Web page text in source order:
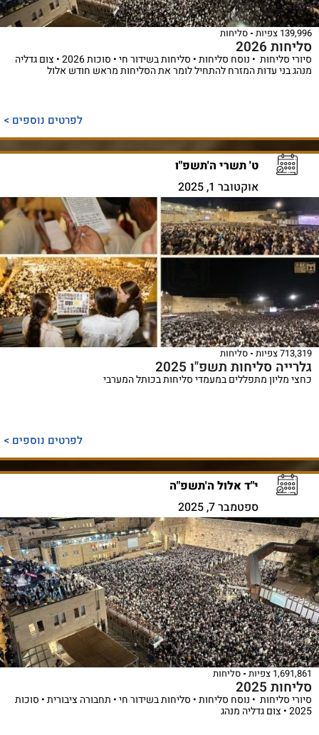
139,996 צפיות סליחות
סליחות 2026
סיורי סליחות • נוסח סליחות • סליחות בשידור חי • סוכות 2026 • צום גדליה
מנהג בני עדות המזרח להתחיל לומר את הסליחות מראש חודש אלול
לפרטים נוספים >
ט' תשרי ה'תשפ"ו
אוקטובר 1, 2025
713,319 צפיות סליחות
גלרייה סליחות תשפ"ו 2025
כחצי מליון מתפללים במעמדי סליחות בכותל המערבי
לפרטים נוספים >
י"ד אלול ה'תשפ"ה
ספטמבר 7, 2025
1,691,861 צפיות סליחות
סליחות 2025
סיורי סליחות • נוסח סליחות • סליחות בשידור חי • תחבורה ציבורית • סוכות
2025 • צום גדליה מנהג